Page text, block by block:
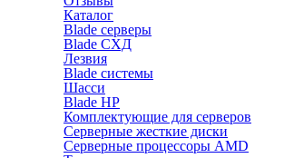
Каталог
Blade серверы
Blade СХД
Лезвия
Blade системы
Шасси
Blade HP
Комплектующие для серверов
Серверные жесткие диски
Серверные процессоры AMD